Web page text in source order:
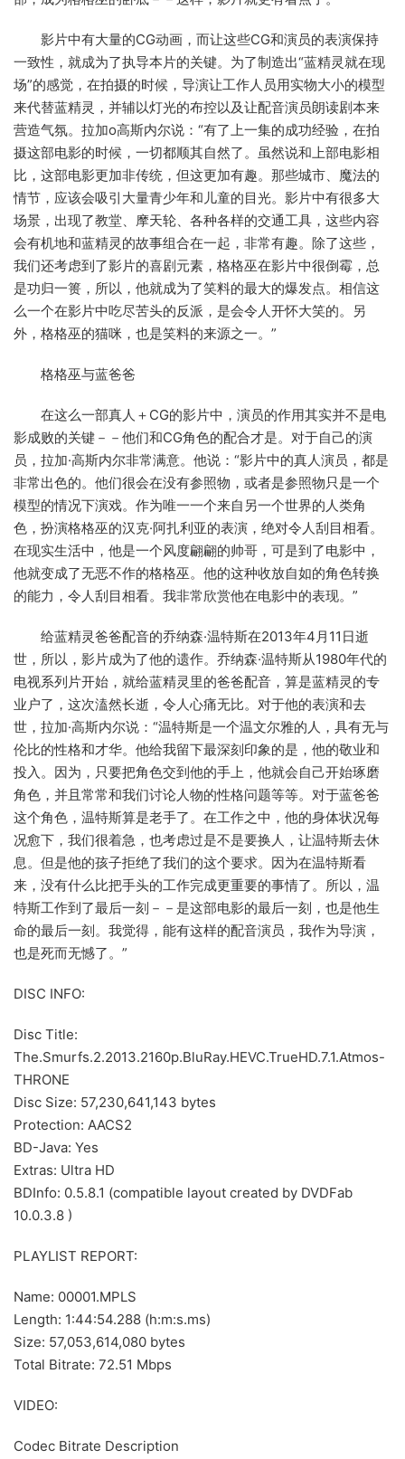
影片中有大量的CG动画，而让这些CG和演员的表演保持
一致性，就成为了执导本片的关键。为了制造出“蓝精灵就在现
场”的感觉，在拍摄的时候，导演让工作人员用实物大小的模型
来代替蓝精灵，并辅以灯光的布控以及让配音演员朗读剧本来
营造气氛。拉加o高斯内尔说：“有了上一集的成功经验，在拍
摄这部电影的时候，一切都顺其自然了。虽然说和上部电影相
比，这部电影更加非传统，但这更加有趣。那些城市、魔法的
情节，应该会吸引大量青少年和儿童的目光。影片中有很多大
场景，出现了教堂、摩天轮、各种各样的交通工具，这些内容
会有机地和蓝精灵的故事组合在一起，非常有趣。除了这些，
我们还考虑到了影片的喜剧元素，格格巫在影片中很倒霉，总
是功归一篑，所以，他就成为了笑料的最大的爆发点。相信这
么一个在影片中吃尽苦头的反派，是会令人开怀大笑的。另
外，格格巫的猫咪，也是笑料的来源之一。”
格格巫与蓝爸爸
在这么一部真人＋CG的影片中，演员的作用其实并不是电
影成败的关键－－他们和CG角色的配合才是。对于自己的演
员，拉加·高斯内尔非常满意。他说：“影片中的真人演员，都是
非常出色的。他们很会在没有参照物，或者是参照物只是一个
模型的情况下演戏。作为唯一一个来自另一个世界的人类角
色，扮演格格巫的汉克·阿扎利亚的表演，绝对令人刮目相看。
在现实生活中，他是一个风度翩翩的帅哥，可是到了电影中，
他就变成了无恶不作的格格巫。他的这种收放自如的角色转换
的能力，令人刮目相看。我非常欣赏他在电影中的表现。”
给蓝精灵爸爸配音的乔纳森·温特斯在2013年4月11日逝
世，所以，影片成为了他的遗作。乔纳森·温特斯从1980年代的
电视系列片开始，就给蓝精灵里的爸爸配音，算是蓝精灵的专
业户了，这次溘然长逝，令人心痛无比。对于他的表演和去
世，拉加·高斯内尔说：“温特斯是一个温文尔雅的人，具有无与
伦比的性格和才华。他给我留下最深刻印象的是，他的敬业和
投入。因为，只要把角色交到他的手上，他就会自己开始琢磨
角色，并且常常和我们讨论人物的性格问题等等。对于蓝爸爸
这个角色，温特斯算是老手了。在工作之中，他的身体状况每
况愈下，我们很着急，也考虑过是不是要换人，让温特斯去休
息。但是他的孩子拒绝了我们的这个要求。因为在温特斯看
来，没有什么比把手头的工作完成更重要的事情了。所以，温
特斯工作到了最后一刻－－是这部电影的最后一刻，也是他生
命的最后一刻。我觉得，能有这样的配音演员，我作为导演，
也是死而无憾了。”
DISC INFO:
Disc Title:
The.Smurfs.2.2013.2160p.BluRay.HEVC.TrueHD.7.1.Atmos-
THRONE
Disc Size: 57,230,641,143 bytes
Protection: AACS2
BD-Java: Yes
Extras: Ultra HD
BDInfo: 0.5.8.1 (compatible layout created by DVDFab
10.0.3.8 )
PLAYLIST REPORT:
Name: 00001.MPLS
Length: 1:44:54.288 (h:m:s.ms)
Size: 57,053,614,080 bytes
Total Bitrate: 72.51 Mbps
VIDEO:
Codec Bitrate Description